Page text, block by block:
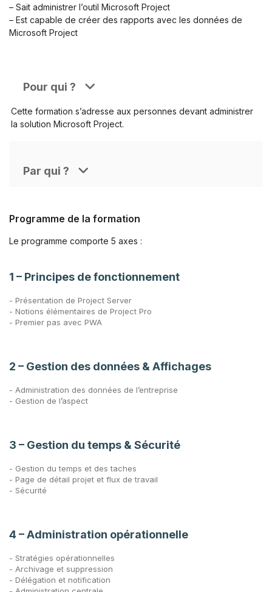
– Sait administrer l’outil Microsoft Project
– Est capable de créer des rapports avec les données de
Microsoft Project
Pour qui ?
Cette formation s’adresse aux personnes devant administrer
la solution Microsoft Project.
Par qui ?
Programme de la formation
Le programme comporte 5 axes :
1 – Principes de fonctionnement
- Présentation de Project Server
- Notions élémentaires de Project Pro
- Premier pas avec PWA
2 – Gestion des données & Affichages
- Administration des données de l’entreprise
- Gestion de l’aspect
3 – Gestion du temps & Sécurité
- Gestion du temps et des taches
- Page de détail projet et flux de travail
- Sécurité
4 – Administration opérationnelle
- Stratégies opérationnelles
- Archivage et suppression
- Délégation et notification